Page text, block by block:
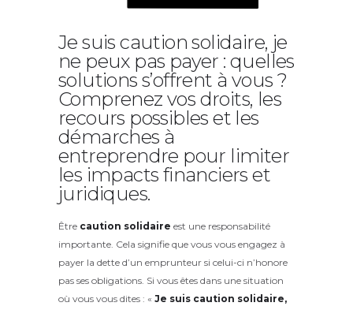
Je suis caution solidaire, je
ne peux pas payer : quelles
solutions s’offrent à vous ?
Comprenez vos droits, les
recours possibles et les
démarches à
entreprendre pour limiter
les impacts financiers et
juridiques.
Être caution solidaire est une responsabilité
importante. Cela signifie que vous vous engagez à
payer la dette d’un emprunteur si celui-ci n’honore
pas ses obligations. Si vous êtes dans une situation
où vous vous dites : « Je suis caution solidaire,